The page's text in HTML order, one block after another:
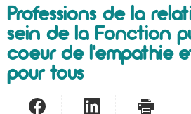
Professions de la
sein de la Fonction
coeur de l’empathie
pour tous
Partager sur Facebook-
Partager sur